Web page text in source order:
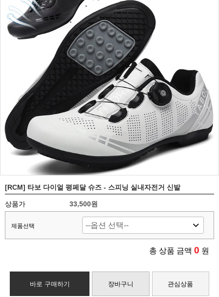
[RCM] 타보 다이얼 평페달 슈즈 - 스피닝 실내자전거 신발
상품가 33,500원
제품선택
총 상품 금액 0 원
바로 구매하기 장바구니 관심상품